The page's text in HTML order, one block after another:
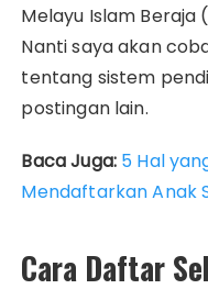
Melayu Islam Beraja
Nanti saya akan
tentang sistem
postingan lain.
Baca Juga: 5 Hal
Mendaftarkan Anak
Cara Daftar